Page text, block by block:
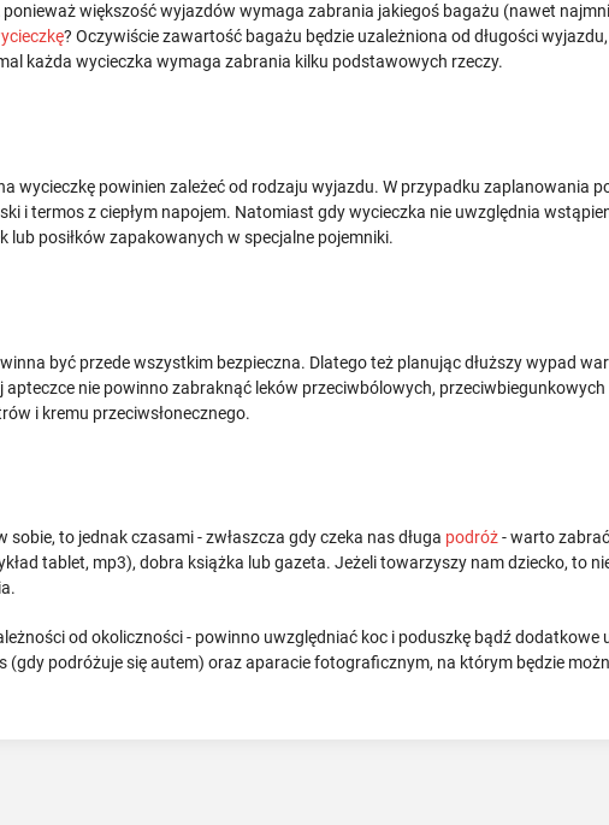
większość wyjazdów wymaga zabrania jakiegoś bagażu (nawet
? Oczywiście zawartość bagażu będzie uzależniona od długości
każda wycieczka wymaga zabrania kilku podstawowych rzeczy.
wycieczkę powinien zależeć od rodzaju wyjazdu. W przypadku zaplanowania
i termos z ciepłym napojem. Natomiast gdy wycieczka nie uwzględnia
posiłków zapakowanych w specjalne pojemniki.
być przede wszystkim bezpieczna. Dlatego też planując dłuższy wypad
apteczce nie powinno zabraknąć leków przeciwbólowych,
i kremu przeciwsłonecznego.
to jednak czasami - zwłaszcza gdy czeka nas długa podróż- warto
tablet, mp3), dobra książka lub gazeta. Jeżeli towarzyszy nam dziecko, to
od okoliczności - powinno uwzględniać koc i poduszkę bądź dodatkowe
podróżuje się autem) oraz aparacie fotograficznym, na którym będzie